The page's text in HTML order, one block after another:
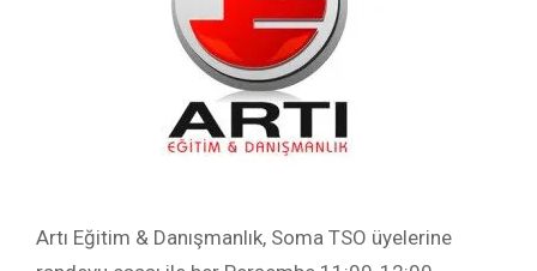
Artı Eğitim & Danışmanlık, Soma TSO üyelerine